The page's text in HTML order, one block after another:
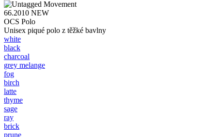
66.2010 NEW
OCS Polo
Unisex piqué polo z těžké bavlny
white
black
charcoal
grey melange
fog
birch
latte
thyme
sage
ray
brick
prune